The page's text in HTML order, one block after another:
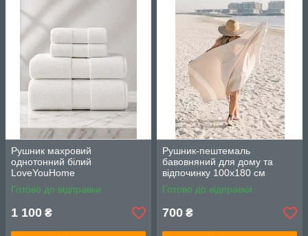
Рушник махровий
однотонний білий
LoveYouHome
Готово до відправки
1 100 ₴
Рушник-пештемаль
бавовняний для дому та
відпочинку 100х180 см
бежевий LoveYouHome
Готово до відправки
700 ₴